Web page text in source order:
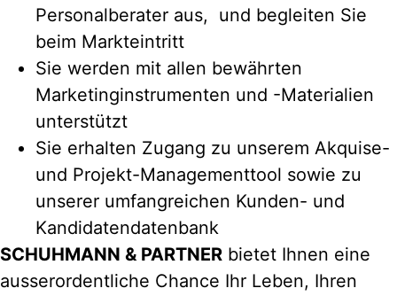
Personalberater aus, und begleiten Sie
beim Markteintritt
Sie werden mit allen bewährten
Marketinginstrumenten und -Materialien
unterstützt
Sie erhalten Zugang zu unserem Akquise-
und Projekt-Managementtool sowie zu
unserer umfangreichen Kunden- und
Kandidatendatenbank
SCHUHMANN & PARTNER bietet Ihnen eine
ausserordentliche Chance Ihr Leben, Ihren